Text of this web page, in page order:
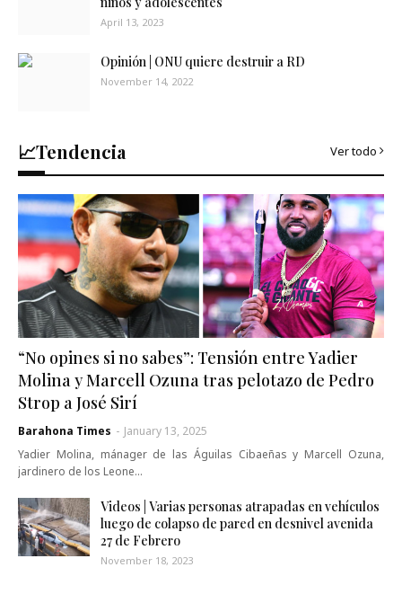
April 13, 2023
Opinión | ONU quiere destruir a RD
November 14, 2022
📈Tendencia Ver todo
“No opines si no sabes”: Tensión entre Yadier
Molina y Marcell Ozuna tras pelotazo de Pedro
Strop a José Sirí
Barahona Times - January 13, 2025
Yadier Molina, mánager de las Águilas Cibaeñas y Marcell Ozuna,
jardinero de los Leone…
Videos | Varias personas atrapadas en vehículos
luego de colapso de pared en desnivel avenida
27 de Febrero
November 18, 2023